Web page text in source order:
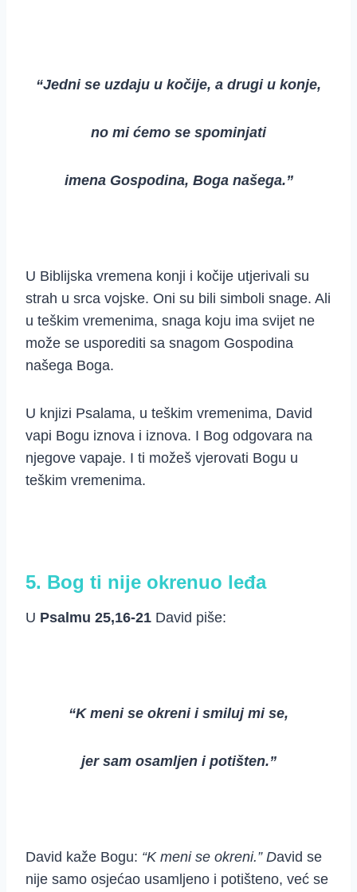
“Jedni se uzdaju u kočije, a drugi u konje,
no mi ćemo se spominjati
imena Gospodina, Boga našega.”
U Biblijska vremena konji i kočije utjerivali su
strah u srca vojske. Oni su bili simboli snage. Ali
u teškim vremenima, snaga koju ima svijet ne
može se usporediti sa snagom Gospodina
našega Boga.
U knjizi Psalama, u teškim vremenima, David
vapi Bogu iznova i iznova. I Bog odgovara na
njegove vapaje. I ti možeš vjerovati Bogu u
teškim vremenima.
5. Bog ti nije okrenuo leđa
U Psalmu 25,16-21 David piše:
“K meni se okreni i smiluj mi se,
jer sam osamljen i potišten.”
David kaže Bogu: “K meni se okreni.” David se
nije samo osjećao usamljeno i potišteno, već se